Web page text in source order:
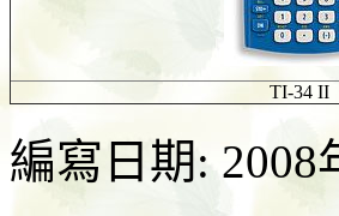
TI-34 II
編寫日期: 2008